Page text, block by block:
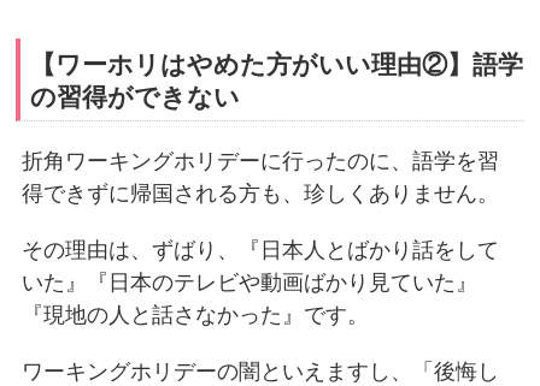
【ワーホリはやめた方がいい理由②】語学
の習得ができない
折角ワーキングホリデーに行ったのに、語学を習
得できずに帰国される方も、珍しくありません。
その理由は、ずばり、『日本人とばかり話をして
いた』『日本のテレビや動画ばかり見ていた』
『現地の人と話さなかった』です。
ワーキングホリデーの闇といえますし、「後悔し